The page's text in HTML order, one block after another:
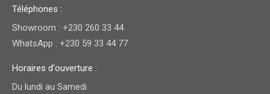
Téléphones :
Showroom : +230 260 33 44
WhatsApp : +230 59 33 44 77
Horaires d'ouverture :
Du lundi au Samedi